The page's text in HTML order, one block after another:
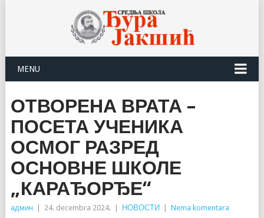
MENU
ОТВОРЕНА ВРАТА –
ПОСЕТА УЧЕНИКА
ОСМОГ РАЗРЕД
ОСНОВНЕ ШКОЛЕ
„КАРАЂОРЂЕ“
админ 24. decembra 2024. НОВОСТИ Nema komentara